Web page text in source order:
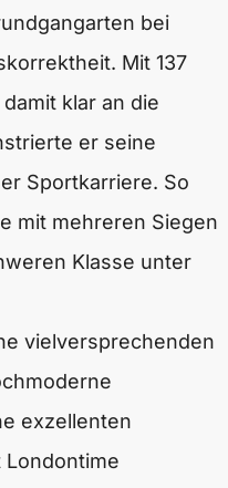
bei
Mit 137
klar an die
er seine
Sportkarriere. So
mit mehreren Siegen
Klasse unter
vielversprechenden
exzellenten
Londontime